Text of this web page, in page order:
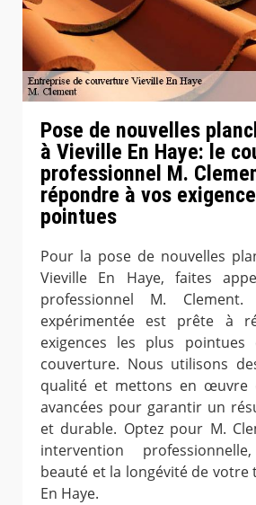
Pose de nouvelles
à Vieville En Haye: le
professionnel M.
répondre à vos
pointues
Pour la pose de nouvelles
Vieville En Haye, faites
professionnel M.
expérimentée est prête à
exigences les plus
couverture. Nous utilisons
qualité et mettons en œuvre
avancées pour garantir un
et durable. Optez pour M.
intervention
beauté et la longévité de votre
En Haye.